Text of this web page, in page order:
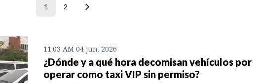
1 2
11:03 AM 04 jun. 2026
¿Dónde y a qué hora decomisan vehículos por
operar como taxi VIP sin permiso?